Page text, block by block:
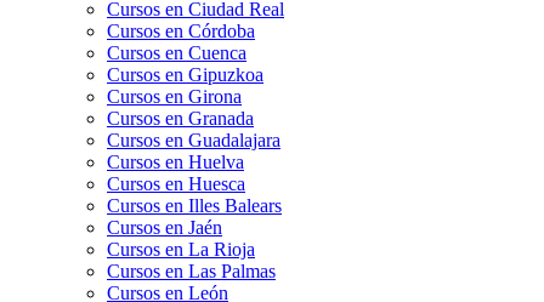
Cursos en Ciudad Real
Cursos en Córdoba
Cursos en Cuenca
Cursos en Gipuzkoa
Cursos en Girona
Cursos en Granada
Cursos en Guadalajara
Cursos en Huelva
Cursos en Huesca
Cursos en Illes Balears
Cursos en Jaén
Cursos en La Rioja
Cursos en Las Palmas
Cursos en León